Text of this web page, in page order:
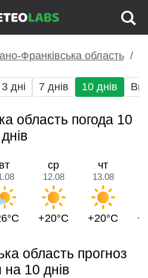
Франківська область
3 дні 7 днів 10 днів
область погода 10
днів
вт ср
12.08
+20°C
чт
13.08
+20°C
область прогноз
на 10 днів